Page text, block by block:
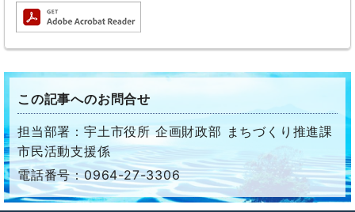
この記事へのお問合せ
担当部署：宇土市役所 企画財政部 まちづくり推進課
市民活動支援係
電話番号：0964-27-3306